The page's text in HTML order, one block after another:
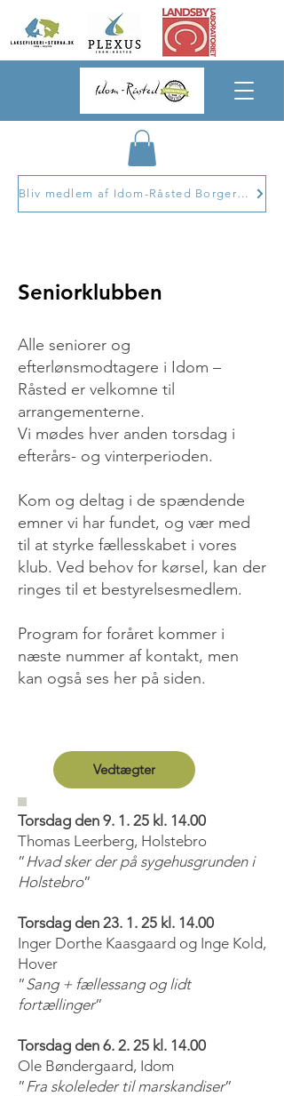
Bliv medlem af Idom-Råsted Borgerforening
Seniorklubben
Alle seniorer og
efterlønsmodtagere i Idom –
Råsted er velkomne til
arrangementerne.
Vi mødes hver anden torsdag i
efterårs- og vinterperioden.
Kom og deltag i de spændende
emner vi har fundet, og vær med
til at styrke fællesskabet i vores
klub. Ved behov for kørsel, kan der
ringes til et bestyrelsesmedlem.
Program for foråret kommer i
næste nummer af kontakt, men
kan også ses her på siden.
Vedtægter
Torsdag den 9. 1. 25 kl. 14.00
Thomas Leerberg, Holstebro
” Hvad sker der på sygehusgrunden i
Holstebro”
Torsdag den 23. 1. 25 kl. 14.00
Inger Dorthe Kaasgaard og Inge Kold,
Hover
”Sang + fællessang og lidt
fortællinger”
Torsdag den 6. 2. 25 kl. 14.00
Ole Bøndergaard, Idom
” Fra skoleleder til marskandiser”